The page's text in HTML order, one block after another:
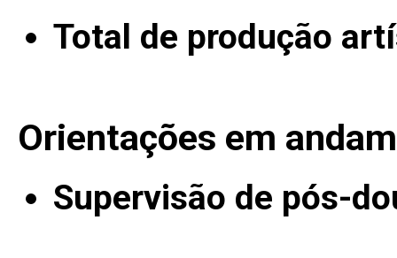
Total de produção
Orientações em
Supervisão de pós-